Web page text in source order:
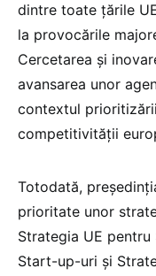
dintre toate țările
la provocările
Cercetarea și
avansarea unor
contextul
competitivității
Totodată,
prioritate unor
Strategia UE
Start-up-uri și